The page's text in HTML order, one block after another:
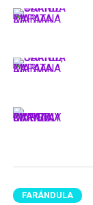
FARÁNDULA